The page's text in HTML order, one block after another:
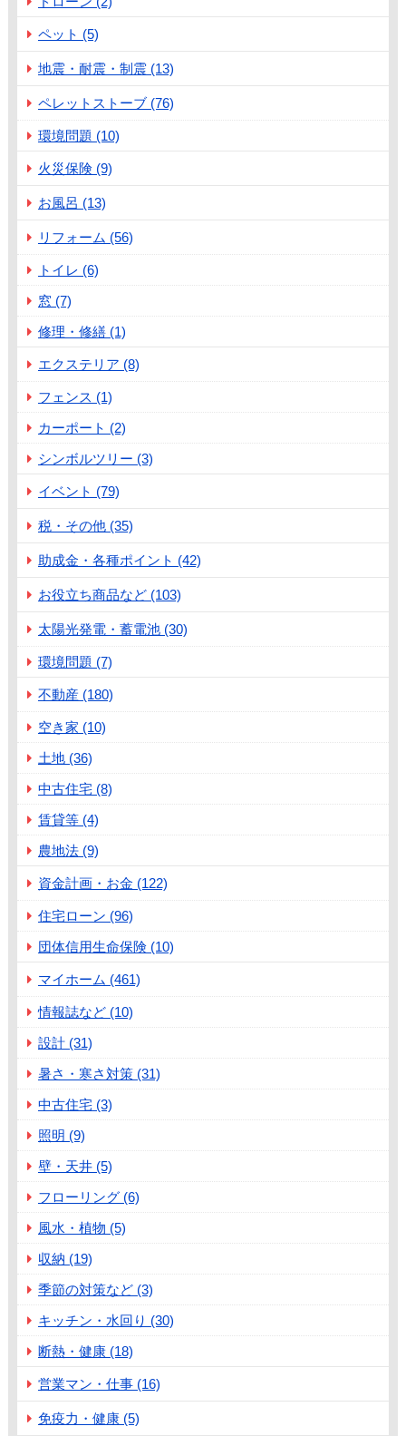
ペット (5)
地震・耐震・制震 (13)
ペレットストーブ (76)
環境問題 (10)
火災保険 (9)
お風呂 (13)
リフォーム (56)
トイレ (6)
窓 (7)
修理・修繕 (1)
エクステリア (8)
フェンス (1)
カーポート (2)
シンボルツリー (3)
イベント (79)
税・その他 (35)
助成金・各種ポイント (42)
お役立ち商品など (103)
太陽光発電・蓄電池 (30)
環境問題 (7)
不動産 (180)
空き家 (10)
土地 (36)
中古住宅 (8)
賃貸等 (4)
農地法 (9)
資金計画・お金 (122)
住宅ローン (96)
団体信用生命保険 (10)
マイホーム (461)
情報誌など (10)
設計 (31)
暑さ・寒さ対策 (31)
中古住宅 (3)
照明 (9)
壁・天井 (5)
フローリング (6)
風水・植物 (5)
収納 (19)
季節の対策など (3)
キッチン・水回り (30)
断熱・健康 (18)
営業マン・仕事 (16)
免疫力・健康 (5)